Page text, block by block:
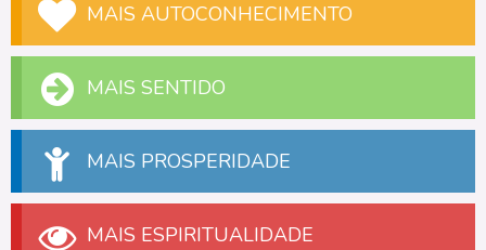
MAIS AUTOCONHECIMENTO
MAIS SENTIDO
MAIS PROSPERIDADE
MAIS ESPIRITUALIDADE